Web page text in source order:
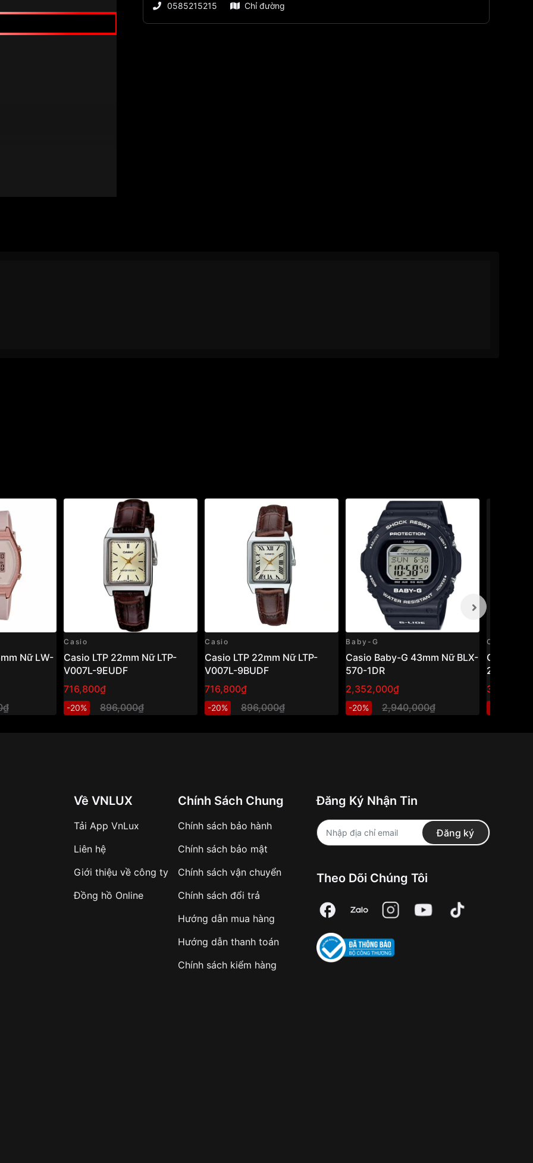
phố), đồng hồ bấm giờ
mỗi ngày, lịch tự động,
năng “hand-shift” để
kiểu dáng hợp
hợp để đeo hàng
bạn ưu tiên vẻ đẹp &
0585215215
Chỉ đường
Nữ LW-
Casio
Casio LTP 22mm Nữ LTP-
V007L-9EUDF
716,800₫
-20% 896,000₫
Casio
Casio LTP 22mm Nữ LTP-
V007L-9BUDF
716,800₫
-20% 896,000₫
Baby-G
Casio Baby-G 43mm Nữ BLX-
570-1DR
2,352,000₫
-20% 2,940,000₫
Casio
Casio
24-7ELDF
384,000₫
Về VNLUX
Tải App VnLux
Liên hệ
Giới thiệu về công ty
Đồng hồ Online
Chính Sách Chung
Chính sách bảo hành
Chính sách bảo mật
Chính sách vận chuyển
Chính sách đổi trả
Hướng dẫn mua hàng
Hướng dẫn thanh toán
Chính sách kiểm hàng
Đăng Ký Nhận Tin
Đăng ký
Theo Dõi Chúng Tôi